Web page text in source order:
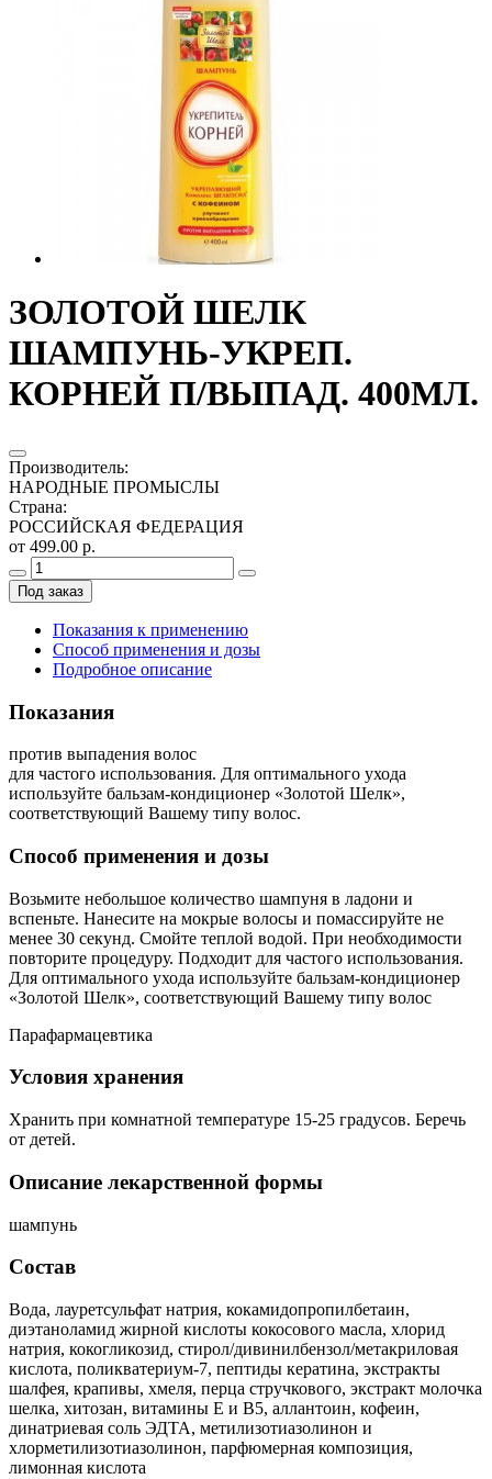
ЗОЛОТОЙ ШЕЛК
ШАМПУНЬ-УКРЕП.
КОРНЕЙ П/ВЫПАД. 400МЛ.
Производитель:
НАРОДНЫЕ ПРОМЫСЛЫ
Страна:
РОССИЙСКАЯ ФЕДЕРАЦИЯ
от 499.00 р.
Под заказ
Показания к применению
Способ применения и дозы
Подробное описание
Показания
против выпадения волос
для частого использования. Для оптимального ухода
используйте бальзам-кондиционер «Золотой Шелк»,
соответствующий Вашему типу волос.
Способ применения и дозы
Возьмите небольшое количество шампуня в ладони и
вспеньте. Нанесите на мокрые волосы и помассируйте не
менее 30 секунд. Смойте теплой водой. При необходимости
повторите процедуру. Подходит для частого использования.
Для оптимального ухода используйте бальзам-кондиционер
«Золотой Шелк», соответствующий Вашему типу волос
Парафармацевтика
Условия хранения
Хранить при комнатной температуре 15-25 градусов. Беречь
от детей.
Описание лекарственной формы
шампунь
Состав
Вода, лауретсульфат натрия, кокамидопропилбетаин,
диэтаноламид жирной кислоты кокосового масла, хлорид
натрия, кокогликозид, стирол/дивинилбензол/метакриловая
кислота, поликватериум-7, пептиды кератина, экстракты
шалфея, крапивы, хмеля, перца стручкового, экстракт молочка
шелка, хитозан, витамины Е и В5, аллантоин, кофеин,
динатриевая соль ЭДТА, метилизотиазолинон и
хлорметилизотиазолинон, парфюмерная композиция,
лимонная кислота